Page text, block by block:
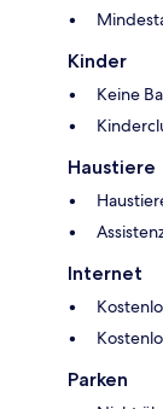
Kinder
Keine
Haustiere
Internet
Parken